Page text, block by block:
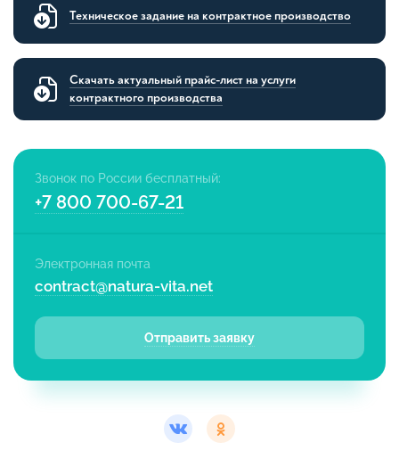
Техническое задание на контрактное производство
Скачать актуальный прайс-лист на услуги
контрактного производства
Звонок по России бесплатный:
+7 800 700-67-21
Электронная почта
contract@natura-vita.net
Отправить заявку